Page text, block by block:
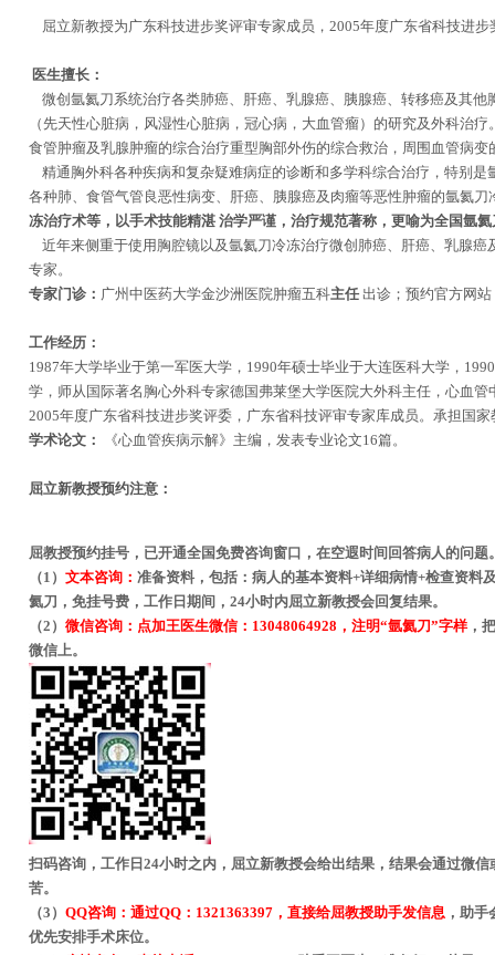
屈立新教授为广东科技进步奖评审专家成员，2005年度广东省科技进步
医生擅长：
微创氩氦刀系统治疗各类肺癌、肝癌、乳腺癌、胰腺癌、转移癌及其
（先天性心脏病，风湿性心脏病，冠心病，大血管瘤）的研究及外科治
食管肿瘤及乳腺肿瘤的综合治疗重型胸部外伤的综合救治，周围血管病变
精通胸外科各种疾病和复杂疑难病症的诊断和多学科综合治疗，特别
各种肺、食管气管良恶性病变、肝癌、胰腺癌及肉瘤等恶性肿瘤的氩氦
冻治疗术等，以手术技能精湛 治学严谨，治疗规范著称，更喻为全国氩
近年来侧重于使用胸腔镜以及氩氦刀冷冻治疗微创肺癌、肝癌、乳腺
专家。
专家门诊： 广州中医药大学金沙洲医院肿瘤五科主任 出诊；预约官方网站
工作经历：
1987年大学毕业于第一军医大学，1990年硕士毕业于大连医科大学，
学，师从国际著名胸心外科专家德国弗莱堡大学医院大外科主任，心血
2005年度广东省科技进步奖评委，广东省科技评审专家库成员。承担国
学术论文：
《心血管疾病示解》主编，发表专业论文16篇。
屈立新教授预约注意：
屈教授预约挂号，已开通全国免费咨询窗口，在空遐时间回答病人的问
（1） 文本咨询： 准备资料，包括：病人的基本资料+详细病情+检查资料
氦刀，免挂号费，工作日期间，24小时内屈立新教授会回复结果。
（2） 微信咨询：点加王医生微信：13048064928，注明“氩氦刀”字样，
微信上。
扫码咨询，工作日24小时之内，屈立新教授会给出结果，结果会通过微
苦。
（3） QQ咨询：通过QQ：1321363397，直接给屈教授助手发信息 ，助
优先安排手术床位。